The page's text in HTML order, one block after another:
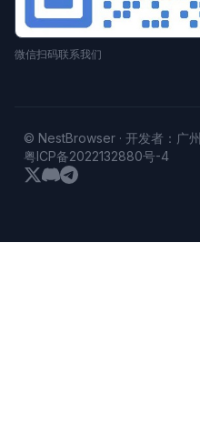
微信扫码联系我们
© NestBrowser · 开发者：广
粤ICP备2022132880号-4